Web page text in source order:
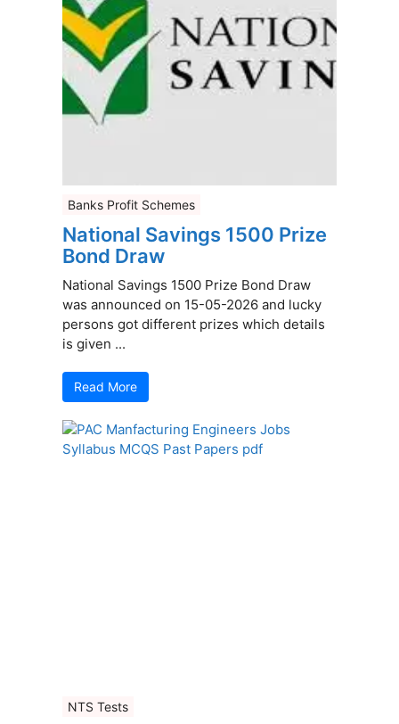
Banks Profit Schemes
National Savings 1500 Prize
Bond Draw
National Savings 1500 Prize Bond Draw
was announced on 15-05-2026 and lucky
persons got different prizes which details
is given ...
Read More
NTS Tests